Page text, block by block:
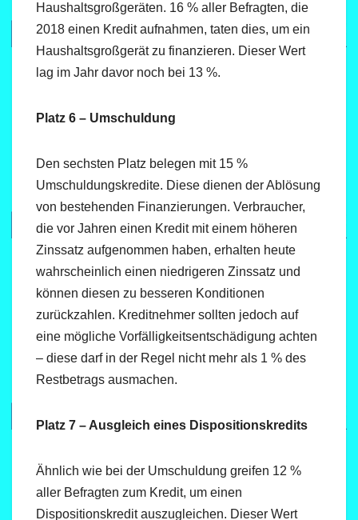
Haushaltsgroßgeräten. 16 % aller Befragten, die
2018 einen Kredit aufnahmen, taten dies, um ein
Haushaltsgroßgerät zu finanzieren. Dieser Wert
lag im Jahr davor noch bei 13 %.
Platz 6 – Umschuldung
Den sechsten Platz belegen mit 15 %
Umschuldungskredite. Diese dienen der Ablösung
von bestehenden Finanzierungen. Verbraucher,
die vor Jahren einen Kredit mit einem höheren
Zinssatz aufgenommen haben, erhalten heute
wahrscheinlich einen niedrigeren Zinssatz und
können diesen zu besseren Konditionen
zurückzahlen. Kreditnehmer sollten jedoch auf
eine mögliche Vorfälligkeitsentschädigung achten
– diese darf in der Regel nicht mehr als 1 % des
Restbetrags ausmachen.
Platz 7 – Ausgleich eines Dispositionskredits
Ähnlich wie bei der Umschuldung greifen 12 %
aller Befragten zum Kredit, um einen
Dispositionskredit auszugleichen. Dieser Wert